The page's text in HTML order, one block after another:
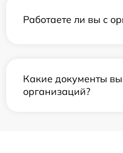
Работаете ли вы с
Какие документы
организаций?